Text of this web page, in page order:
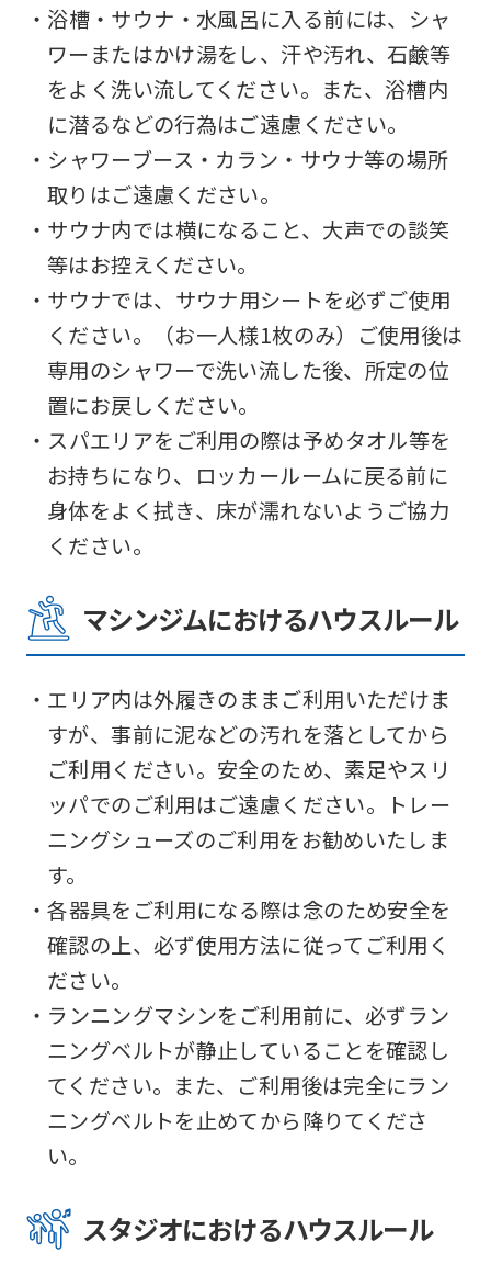
・浴槽・サウナ・水風呂に入る前には、シャ
ワーまたはかけ湯をし、汗や汚れ、石鹸等
をよく洗い流してください。また、浴槽内
に潜るなどの行為はご遠慮ください。
・シャワーブース・カラン・サウナ等の場所
取りはご遠慮ください。
・サウナ内では横になること、大声での談笑
等はお控えください。
・サウナでは、サウナ用シートを必ずご使用
ください。（お一人様1枚のみ）ご使用後は
専用のシャワーで洗い流した後、所定の位
置にお戻しください。
・スパエリアをご利用の際は予めタオル等を
お持ちになり、ロッカールームに戻る前に
身体をよく拭き、床が濡れないようご協力
ください。
マシンジムにおけるハウスルール
・エリア内は外履きのままご利用いただけま
すが、事前に泥などの汚れを落としてから
ご利用ください。安全のため、素足やスリ
ッパでのご利用はご遠慮ください。トレー
ニングシューズのご利用をお勧めいたしま
す。
・各器具をご利用になる際は念のため安全を
確認の上、必ず使用方法に従ってご利用く
ださい。
・ランニングマシンをご利用前に、必ずラン
ニングベルトが静止していることを確認し
てください。また、ご利用後は完全にラン
ニングベルトを止めてから降りてくださ
い。
スタジオにおけるハウスルール
will
be
translated
mechanically,
so
it
may
be
an
accurate
The
translation
may
the
original
content.
We
ask
that
you
understand
this
using
the
service.